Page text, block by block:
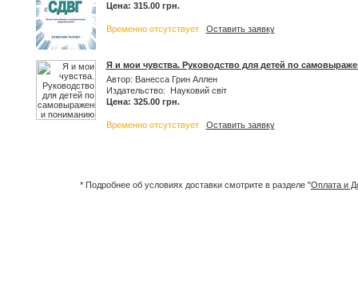
Цена: 315.00 грн.
Временно отсутствует Оставить заявку
Я и мои чувства. Руководство для детей по
Автор: Ванесса Грин Аллен
Издательство: Науковий світ
Цена: 325.00 грн.
Временно отсутствует Оставить заявку
* Подробнее об условиях доставки смотрите в разделе "Оплата и